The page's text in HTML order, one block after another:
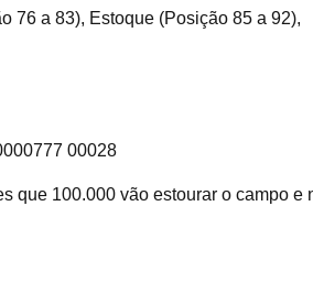
76 a 83), Estoque (Posição 85 a 92),
00028
que 100.000 vão estourar o campo e